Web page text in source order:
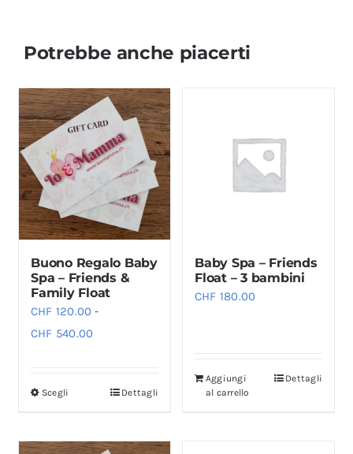
Potrebbe anche piacerti
Buono Regalo Baby
Spa – Friends &
Family Float
CHF 120.00 -
CHF 540.00
a
Scegli
ha
Dettagli
Baby Spa – Friends
Float – 3 bambini
CHF 180.00
Aggiungi
al carrello
Dettagli